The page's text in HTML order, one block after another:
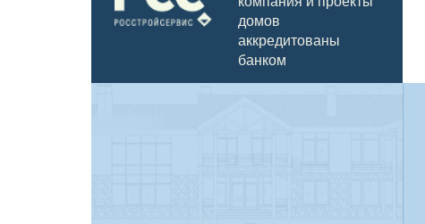
домов
аккредитованы
банком